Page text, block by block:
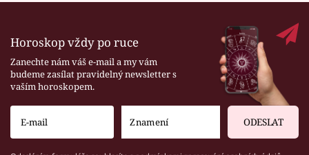
Horoskop vždy po ruce
Zanechte nám váš e-mail a my vám
budeme zasílat pravidelný newsletter s
vaším horoskopem.
ODESLAT